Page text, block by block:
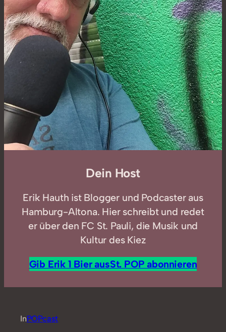
Dein Host
Erik Hauth ist Blogger und Podcaster aus
Hamburg-Altona. Hier schreibt und redet
er über den FC St. Pauli, die Musik und
Kultur des Kiez
Gib Erik 1 Bier ausSt. POP abonnieren
InPOPcast